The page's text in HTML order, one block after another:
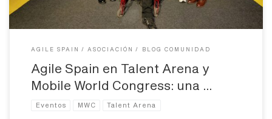
AGILE SPAIN ASOCIACIÓN BLOG COMUNIDAD
Agile Spain en Talent Arena y
Mobile World Congress: una …
Eventos MWC Talent Arena